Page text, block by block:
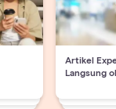
Artikel
Langsung